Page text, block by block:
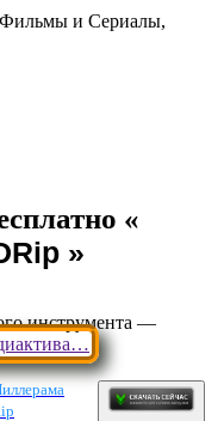
Фильмы и Сериалы,
инструмента —